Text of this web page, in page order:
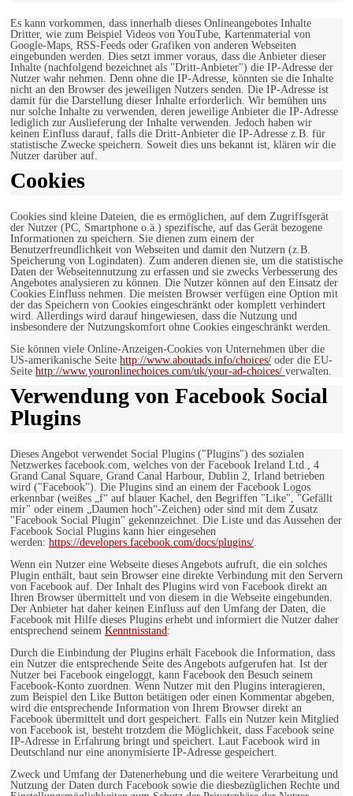
Es kann vorkommen, dass innerhalb dieses Onlineangebotes Inhalte
Dritter, wie zum Beispiel Videos von YouTube, Kartenmaterial von
Google-Maps, RSS-Feeds oder Grafiken von anderen Webseiten
eingebunden werden. Dies setzt immer voraus, dass die Anbieter dieser
Inhalte (nachfolgend bezeichnet als "Dritt-Anbieter") die IP-Adresse der
Nutzer wahr nehmen. Denn ohne die IP-Adresse, könnten sie die Inhalte
nicht an den Browser des jeweiligen Nutzers senden. Die IP-Adresse ist
damit für die Darstellung dieser Inhalte erforderlich. Wir bemühen uns
nur solche Inhalte zu verwenden, deren jeweilige Anbieter die IP-Adresse
lediglich zur Auslieferung der Inhalte verwenden. Jedoch haben wir
keinen Einfluss darauf, falls die Dritt-Anbieter die IP-Adresse z.B. für
statistische Zwecke speichern. Soweit dies uns bekannt ist, klären wir die
Nutzer darüber auf.
Cookies
Cookies sind kleine Dateien, die es ermöglichen, auf dem Zugriffsgerät
der Nutzer (PC, Smartphone o.ä.) spezifische, auf das Gerät bezogene
Informationen zu speichern. Sie dienen zum einem der
Benutzerfreundlichkeit von Webseiten und damit den Nutzern (z.B.
Speicherung von Logindaten). Zum anderen dienen sie, um die statistische
Daten der Webseitennutzung zu erfassen und sie zwecks Verbesserung des
Angebotes analysieren zu können. Die Nutzer können auf den Einsatz der
Cookies Einfluss nehmen. Die meisten Browser verfügen eine Option mit
der das Speichern von Cookies eingeschränkt oder komplett verhindert
wird. Allerdings wird darauf hingewiesen, dass die Nutzung und
insbesondere der Nutzungskomfort ohne Cookies eingeschränkt werden.
Sie können viele Online-Anzeigen-Cookies von Unternehmen über die
US-amerikanische Seite http://www.aboutads.info/choices/ oder die EU-
Seite http://www.youronlinechoices.com/uk/your-ad-choices/ verwalten.
Verwendung von Facebook Social
Plugins
Dieses Angebot verwendet Social Plugins ("Plugins") des sozialen
Netzwerkes facebook.com, welches von der Facebook Ireland Ltd., 4
Grand Canal Square, Grand Canal Harbour, Dublin 2, Irland betrieben
wird ("Facebook"). Die Plugins sind an einem der Facebook Logos
erkennbar (weißes „f“ auf blauer Kachel, den Begriffen "Like", "Gefällt
mir" oder einem „Daumen hoch“-Zeichen) oder sind mit dem Zusatz
"Facebook Social Plugin" gekennzeichnet. Die Liste und das Aussehen der
Facebook Social Plugins kann hier eingesehen
werden: https://developers.facebook.com/docs/plugins/
Wenn ein Nutzer eine Webseite dieses Angebots aufruft, die ein solches
Plugin enthält, baut sein Browser eine direkte Verbindung mit den Servern
von Facebook auf. Der Inhalt des Plugins wird von Facebook direkt an
Ihren Browser übermittelt und von diesem in die Webseite eingebunden.
Der Anbieter hat daher keinen Einfluss auf den Umfang der Daten, die
Facebook mit Hilfe dieses Plugins erhebt und informiert die Nutzer daher
entsprechend seinem Kenntnisstand :
Durch die Einbindung der Plugins erhält Facebook die Information, dass
ein Nutzer die entsprechende Seite des Angebots aufgerufen hat. Ist der
Nutzer bei Facebook eingeloggt, kann Facebook den Besuch seinem
Facebook-Konto zuordnen. Wenn Nutzer mit den Plugins interagieren,
zum Beispiel den Like Button betätigen oder einen Kommentar abgeben,
wird die entsprechende Information von Ihrem Browser direkt an
Facebook übermittelt und dort gespeichert. Falls ein Nutzer kein Mitglied
von Facebook ist, besteht trotzdem die Möglichkeit, dass Facebook seine
IP-Adresse in Erfahrung bringt und speichert. Laut Facebook wird in
Deutschland nur eine anonymisierte IP-Adresse gespeichert.
Zweck und Umfang der Datenerhebung und die weitere Verarbeitung und
Nutzung der Daten durch Facebook sowie die diesbezüglichen Rechte und